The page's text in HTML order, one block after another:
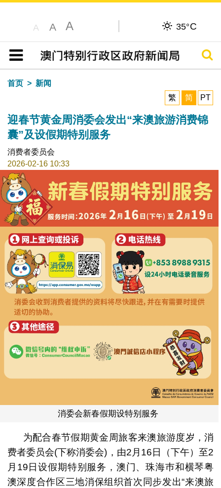
A A A 35°C
目录
搜寻
首页
新闻
繁
简 PT
迎春节黄金周消委会发出“来澳旅游消费锦
囊”及设假期特别服务
消费者委员会
2026-02-16 10:33
消委会新春假期设特别服务
为配合春节假期黄金周旅客来澳旅游度岁，消
费者委员会(下称消委会)，由2月16日（下午）至2
月19日设假期特别服务，澳门、珠海巿和横琴粤
澳深度合作区三地消保组织首次同步发出“来澳旅